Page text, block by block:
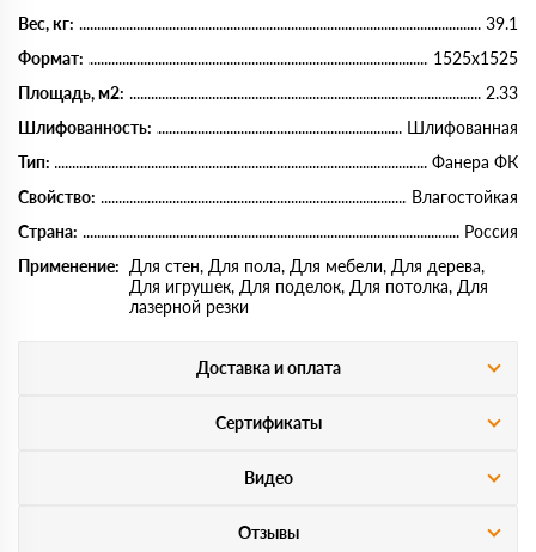
Вес, кг:
39.1
Формат:
1525х1525
Площадь, м2:
2.33
Шлифованность:
Шлифованная
Тип:
Фанера ФК
Свойство:
Влагостойкая
Страна:
Россия
Применение: Для стен, Для пола, Для мебели, Для дерева,
Для игрушек, Для поделок, Для потолка, Для
лазерной резки
Доставка и оплата
Сертификаты
Видео
Отзывы